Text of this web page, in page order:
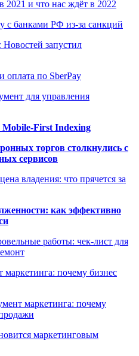
и что нас ждёт в 2022
с банками РФ из-за санкций
запустил
оплата по SberPay
для управления
Mobile-First Indexing
торгов столкнулись с
сервисов
владения: что прячется за
как эффективно
работы: чек-лист для
маркетинга: почему бизнес
маркетинга: почему
маркетинговым